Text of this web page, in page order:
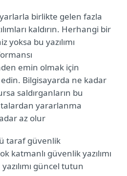
birlikte gelen fazla
kaldırın. Herhangi bir
yoksa bu yazılımı
emin olmak için
Bilgisayarda ne kadar
saldırganların bu
yararlanma
az olur
taraf güvenlik
katmanlı güvenlik yazılımı
güncel tutun